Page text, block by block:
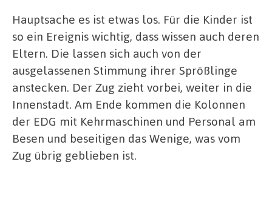
Hauptsache es ist etwas los. Für die Kinder ist
so ein Ereignis wichtig, dass wissen auch deren
Eltern. Die lassen sich auch von der
ausgelassenen Stimmung ihrer Sprößlinge
anstecken. Der Zug zieht vorbei, weiter in die
Innenstadt. Am Ende kommen die Kolonnen
der EDG mit Kehrmaschinen und Personal am
Besen und beseitigen das Wenige, was vom
Zug übrig geblieben ist.